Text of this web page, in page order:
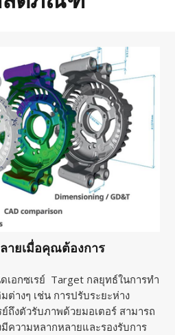
ายเมื่อคุณต้องการ
เอกซเรย์ Target กลยุทธ์ในการทำ
ต่างๆ เช่น การปรับระยะห่าง
ย์ถึงตัวรับภาพด้วยมอเตอร์ สามารถ
ความหลากหลายและรองรับการ